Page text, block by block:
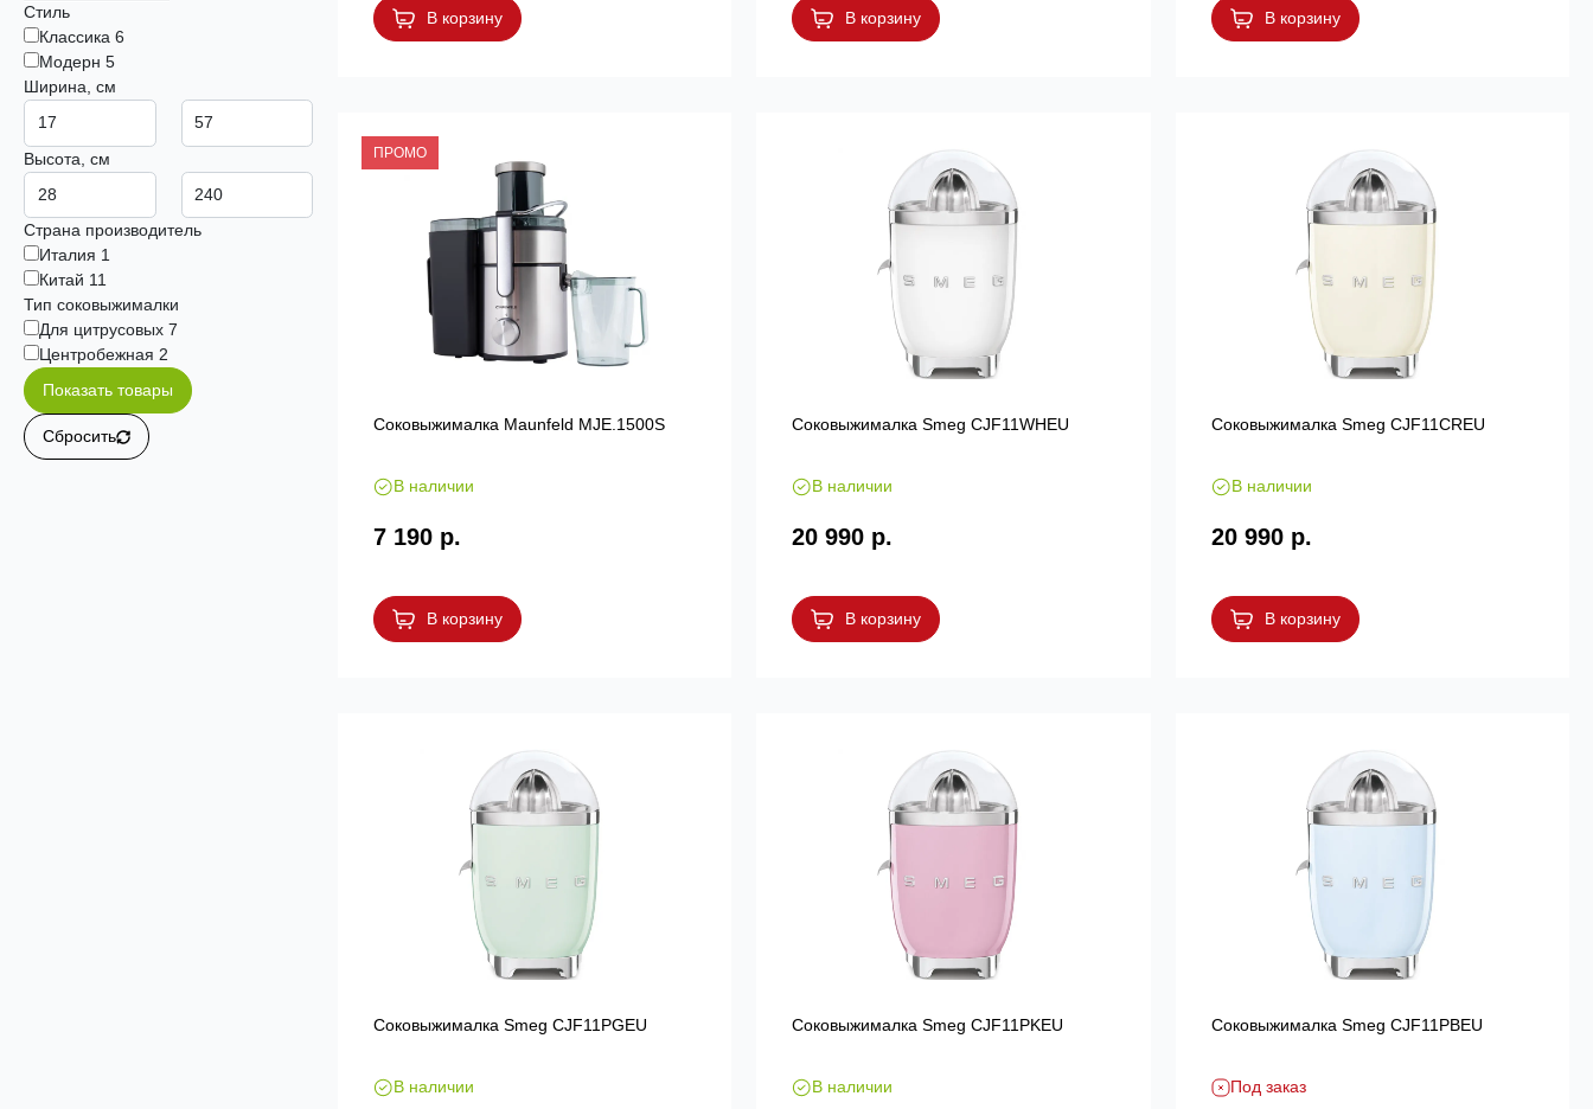
Стиль
Классика 6
Модерн 5
Ширина, см
Высота, см
Страна производитель
Италия 1
Китай 11
Тип соковыжималки
Для цитрусовых 7
Центробежная 2
Показать товары
Сбросить
В корзину В корзину В корзину
ПРОМО
Соковыжималка Maunfeld MJE.1500S
В наличии
7 190 р.
В корзину
Соковыжималка Smeg CJF11WHEU
В наличии
20 990 р.
В корзину
Соковыжималка Smeg CJF11CREU
В наличии
20 990 р.
В корзину
Соковыжималка Smeg CJF11PGEU
В наличии
Соковыжималка Smeg CJF11PKEU
В наличии
Соковыжималка Smeg CJF11PBEU
Под заказ